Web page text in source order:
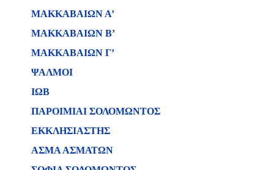
ΜΑΚΚΑΒΑΙΩΝ Α’
ΜΑΚΚΑΒΑΙΩΝ Β’
ΜΑΚΚΑΒΑΙΩΝ Γ’
ΨΑΛΜΟΙ
ΙΩΒ
ΠΑΡΟΙΜΙΑΙ ΣΟΛΟΜΩΝΤΟΣ
ΕΚΚΛΗΣΙΑΣΤΗΣ
ΑΣΜΑ ΑΣΜΑΤΩΝ